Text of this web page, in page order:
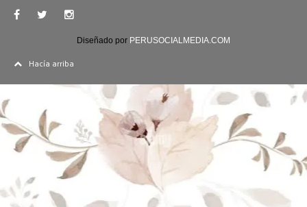
Diseñado por PERUSOCIALMEDIA.COM
Hacía arriba